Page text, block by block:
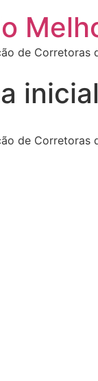
de Corretoras
inicial
de Corretoras